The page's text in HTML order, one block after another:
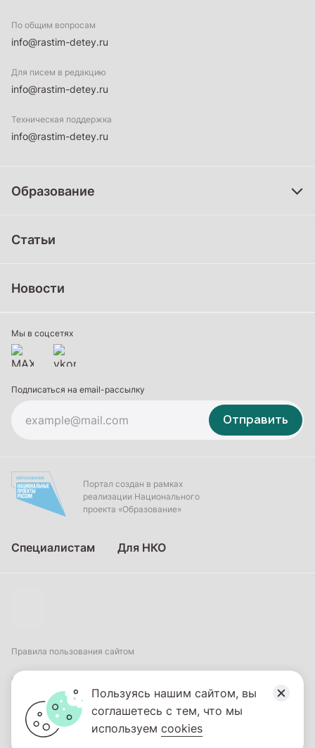
По общим вопросам
info@rastim-detey.ru
Для писем в редакцию
info@rastim-detey.ru
Техническая поддержка
info@rastim-detey.ru
Образование
Дополнительное образование
Статьи
Новости
Мы в соцсетях
Подписаться на email-рассылку
Отправить
Портал создан в рамках
реализации Национального
проекта «Образование»
Специалистам Для НКО
Правила пользования сайтом
Пользовательское соглашение
Политика обработки персональных данных
© ФГБНУ «Институт коррекционной педагогики». Все права
Пользуясь нашим сайтом, вы
соглашетесь с тем, что мы
используем cookies